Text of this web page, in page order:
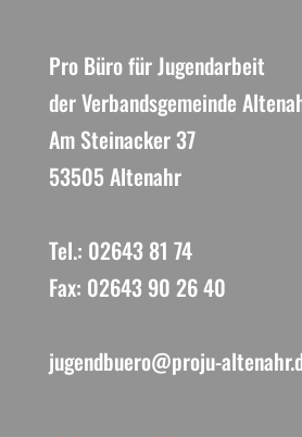
Pro Büro für Jugendarbeit
der Verbandsgemeinde
Am Steinacker 37
53505 Altenahr
Tel.: 02643 81 74
Fax: 02643 90 26 40
jugendbuero@proju-